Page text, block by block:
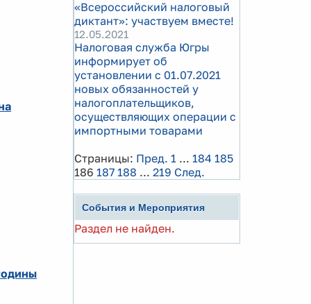
«Всероссийский налоговый
диктант»: участвуем вместе!
12.05.2021
Налоговая служба Югры
информирует об
установлении с 01.07.2021
новых обязанностей у
налогоплательщиков,
осуществляющих операции с
импортными товарами
Страницы: Пред. 1 ... 184 185
186 187 188 ... 219 След.
События и Мероприятия
Раздел не найден.